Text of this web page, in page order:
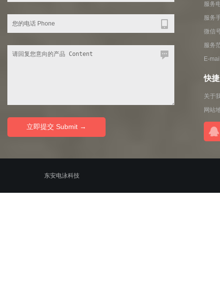
服务
服务
微信
服务
E-
快
关于
网站
东安电泳科技